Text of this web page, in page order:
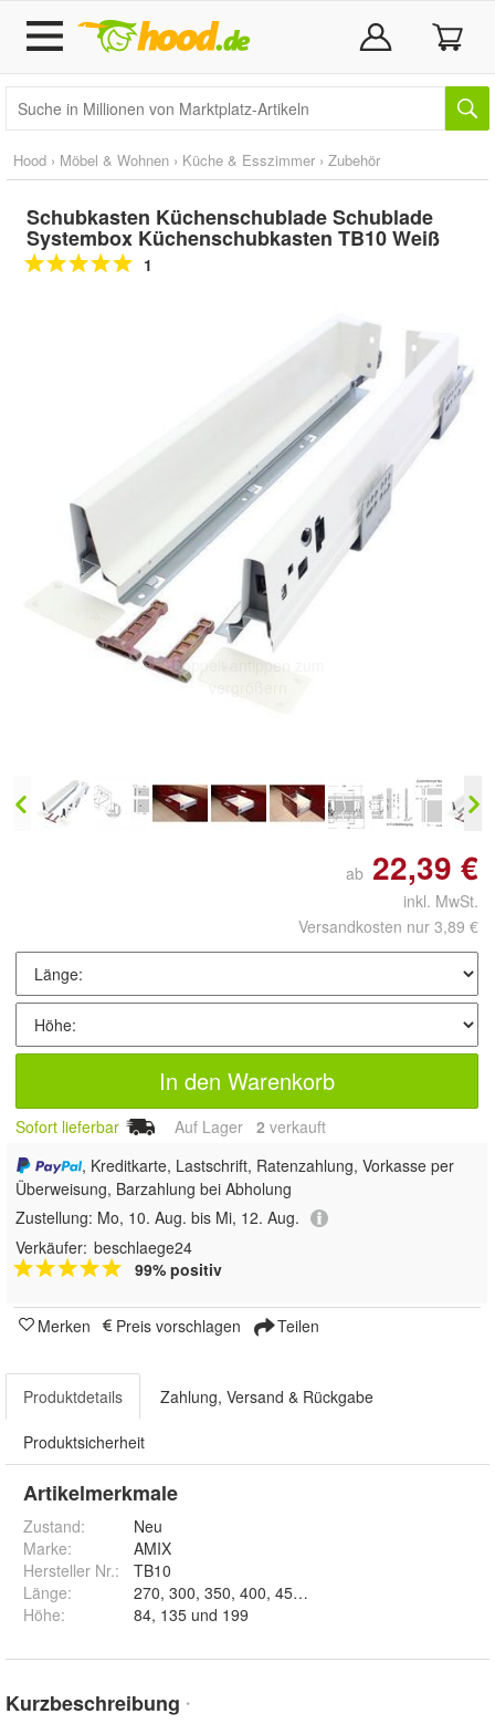
Hood › Möbel & Wohnen › Küche & Esszimmer › Zubehör
Schubkasten Küchenschublade Schublade
Systembox Küchenschubkasten TB10 Weiß
1
Doppelt antippen zum
vergrößern
ab 22,39 €
inkl. MwSt.
Versandkosten nur 3,89 €
In den Warenkorb
Sofort lieferbar Auf Lager 2 verkauft
, Kreditkarte, Lastschrift, Ratenzahlung, Vorkasse per
Überweisung, Barzahlung bei Abholung
Zustellung: Mo, 10. Aug. bis Mi, 12. Aug.
Verkäufer: beschlaege24
99% positiv
Merken Preis vorschlagen Teilen
Produktdetails Zahlung, Versand & Rückgabe
Produktsicherheit
Artikelmerkmale
Zustand:
Neu
Marke:
AMIX
Hersteller Nr.:
TB10
Länge:
Höhe: 84, 135 und 199
Kurzbeschreibung *